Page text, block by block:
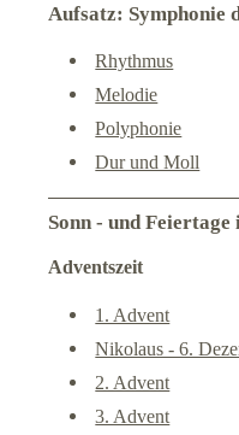
Aufsatz: Symphonie
Rhythmus
Melodie
Polyphonie
Dur und Moll
Sonn - und
Adventszeit
1. Advent
Nikolaus - 6.
2. Advent
3. Advent